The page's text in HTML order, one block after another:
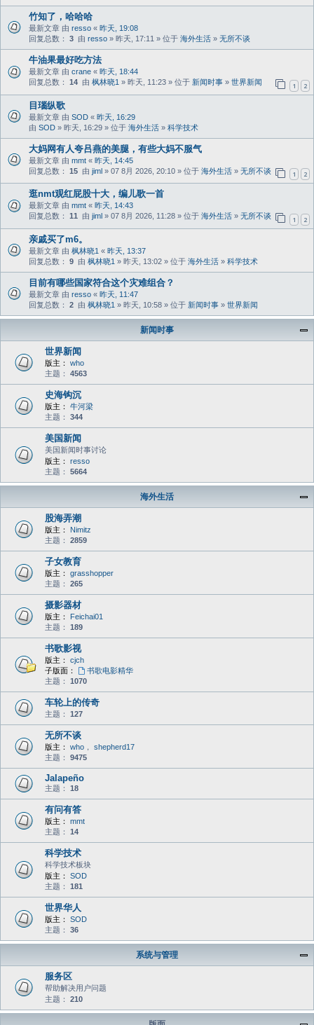
竹知了，哈哈哈
最新文章 由 resso « 昨天, 19:08
回复总数： 3 由 resso » 昨天, 17:11 » 位于 海外生活 » 无所不谈
牛油果最好吃方法
最新文章 由 crane « 昨天, 18:44
回复总数： 14 1 2
由 枫林晓1 » 昨天, 11:23 » 位于 新闻时事 » 世界新闻
目瑙纵歌
最新文章 由 SOD « 昨天, 16:29
由 SOD » 昨天, 16:29 » 位于 海外生活 » 科学技术
大妈网有人夸吕燕的美腿，有些大妈不服气
最新文章 由 mmt « 昨天, 14:45
回复总数： 15 1 2
由 jiml » 07 8月 2026, 20:10 » 位于 海外生活 » 无所不谈
逛nmt观红屁股十大，编儿歌一首
最新文章 由 mmt « 昨天, 14:43
回复总数： 11 1 2
由 jiml » 07 8月 2026, 11:28 » 位于 海外生活 » 无所不谈
亲戚买了m6。
最新文章 由 枫林晓1 « 昨天, 13:37
回复总数： 9 由 枫林晓1 » 昨天, 13:02 » 位于 海外生活 » 科学技术
目前有哪些国家符合这个灾难组合？
最新文章 由 resso « 昨天, 11:47
回复总数： 2 由 枫林晓1 » 昨天, 10:58 » 位于 新闻时事 » 世界新闻
新闻时事
世界新闻
版主：
who
主题： 4563
史海钩沉
版主：
牛河梁
主题： 344
美国新闻
美国新闻时事讨论
版主：
resso
主题： 5664
海外生活
股海弄潮
版主：
Nimitz
主题： 2859
子女教育
版主：
grasshopper
主题： 265
摄影器材
版主：
Feichai01
主题： 189
书歌影视
版主：
cjch
子版面：
书歌电影精华
主题： 1070
车轮上的传奇
主题： 127
无所不谈
版主： who ， shepherd17
主题： 9475
Jalapeño
主题： 18
有问有答
版主：
mmt
主题： 14
科学技术
科学技术板块
版主：
SOD
主题： 181
世界华人
版主：
SOD
主题： 36
系统与管理
服务区
帮助解决用户问题
主题： 210